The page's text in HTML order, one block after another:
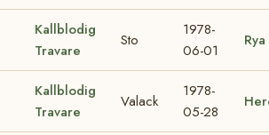
Kallblodig
Travare
Sto
1978-
06-01
Kallblodig
Travare
Valack
1978-
05-28